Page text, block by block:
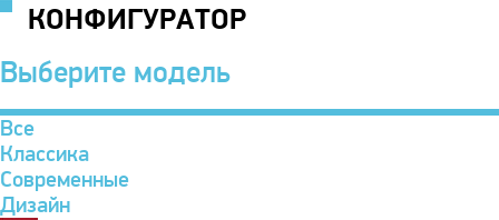
КОНФИГУРАТОР
Выберите модель
Все
Классика
Современные
Дизайн